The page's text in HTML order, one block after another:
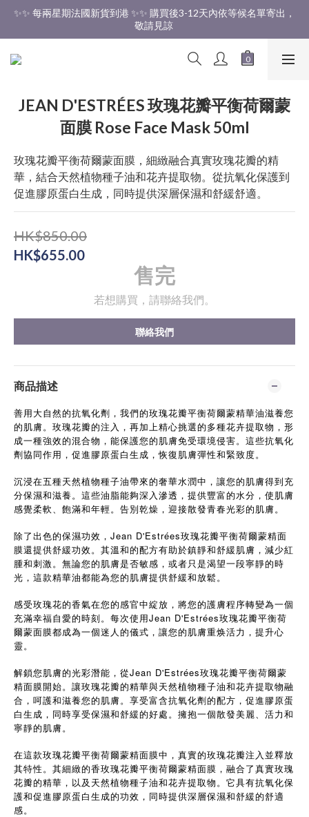
✨✨ 香港免運費 ✨✨
✨✨ 每兩星期法國新貨到港 ✨✨ 購買後3-12天內依等候名單寄出，
敬請見諒
✨✨ 香港免運費 ✨✨
JEAN D'ESTRÉES 玫瑰花瓣平衡荷爾蒙
面膜 Rose Face Mask 50ml
玫瑰花瓣平衡荷爾蒙面膜，細緻融合真實玫瑰花瓣的精
華，結合天然植物種子油和花卉提取物。從抗氧化保護到
促進膠原蛋白生成，同時提供深層保濕和舒緩舒適。
HK$850.00
HK$655.00
售完
若想購買，請聯絡我們。
聯絡我們
商品描述
善用大自然的抗氧化劑，我們的玫瑰花瓣平衡荷爾蒙精華油滋養您
的肌膚。玫瑰花瓣的注入，再加上精心挑選的多種花卉提取物，形
成一種強效的混合物，能保護您的肌膚免受環境侵害。這些抗氧化
劑協同作用，促進膠原蛋白生成，恢復肌膚彈性和緊致度。
沉浸在五種天然植物種子油帶來的奢華水潤中，讓您的肌膚得到充
分保濕和滋養。這些油脂能夠深入滲透，提供豐富的水分，使肌膚
感覺柔軟、飽滿和年輕。告別乾燥，迎接散發青春光彩的肌膚。
除了出色的保濕功效，Jean D'Estrées玫瑰花瓣平衡荷爾蒙精面
膜還提供舒緩功效。其溫和的配方有助於鎮靜和舒緩肌膚，減少紅
腫和刺激。無論您的肌膚是否敏感，或者只是渴望一段寧靜的時
光，這款精華油都能為您的肌膚提供舒緩和放鬆。
感受玫瑰花的香氣在您的感官中綻放，將您的護膚程序轉變為一個
充滿幸福自愛的時刻。每次使用Jean D'Estrées玫瑰花瓣平衡荷
爾蒙面膜都成為一個迷人的儀式，讓您的肌膚重焕活力，提升心
靈。
解鎖您肌膚的光彩潛能，從Jean D'Estrées玫瑰花瓣平衡荷爾蒙
精面膜開始。讓玫瑰花瓣的精華與天然植物種子油和花卉提取物融
合，呵護和滋養您的肌膚。享受富含抗氧化劑的配方，促進膠原蛋
白生成，同時享受保濕和舒緩的好處。擁抱一個散發美麗、活力和
寧靜的肌膚。
在這款玫瑰花瓣平衡荷爾蒙精面膜中，真實的玫瑰花瓣注入並釋放
其特性。其細緻的香玫瑰花瓣平衡荷爾蒙精面膜，融合了真實玫瑰
花瓣的精華，以及天然植物種子油和花卉提取物。它具有抗氧化保
護和促進膠原蛋白生成的功效，同時提供深層保濕和舒緩的舒適
感。